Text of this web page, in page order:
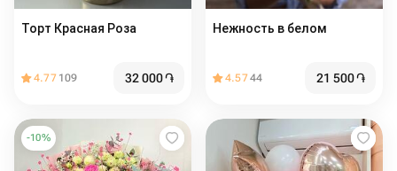
Торт Красная Роза
4.77 109 32 000֏
Нежность в белом
4.5744 21 500֏
-10%